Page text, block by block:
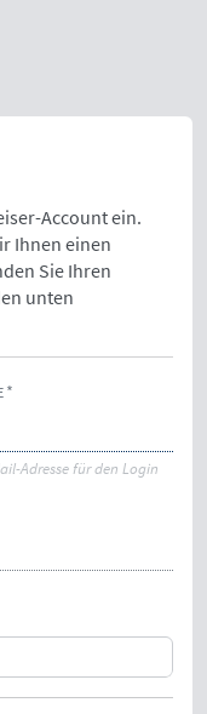
Account ein.
Ihnen einen
Sie Ihren
unten
Adresse für den Login